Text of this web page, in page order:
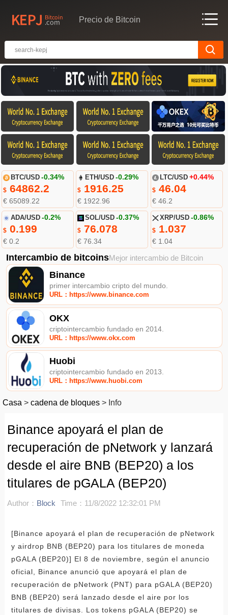
Precio de Bitcoin
BTC/USD -0.34%
$64862.2
€ 65089.22
ETH/USD -0.29%
$ 1916.25
€ 1922.96
LTC/USD +0.44%
$46.04
€ 46.2
ADA/USD -0.2%
$0.199
€ 0.2
SOL/USD -0.37%
$ 76.078
€ 76.34
XRP/USD -0.86%
$1.037
€ 1.04
Intercambio de bitcoinsMejor intercambio de Bitcoin
Binance
primer intercambio cripto del mundo.
URL：https://www.binance.com
OKX
criptointercambio fundado en 2014.
URL：https://www.okx.com
Huobi
criptointercambio fundado en 2013.
URL：https://www.huobi.com
Casa > cadena de bloques > Info
Binance apoyará el plan de
recuperación de pNetwork y lanzará
desde el aire BNB (BEP20) a los
titulares de pGALA (BEP20)
Author： Block Time：11/8/2022 12:32:01 PM
[Binance apoyará el plan de recuperación de pNetwork
y airdrop BNB (BEP20) para los titulares de moneda
pGALA (BEP20)] El 8 de noviembre, según el anuncio
oficial, Binance anunció que apoyará el plan de
recuperación de pNetwork (PNT) para pGALA (BEP20)
BNB (BEP20) será lanzado desde el aire por los
titulares de divisas. Los tokens pGALA (BEP20) se